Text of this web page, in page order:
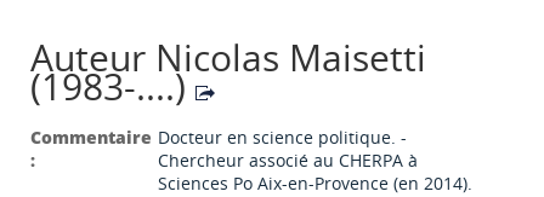
Auteur Nicolas Maisetti
(1983-....)
Commentaire
:
Docteur en science politique. -
Chercheur associé au CHERPA à
Sciences Po Aix-en-Provence (en 2014).